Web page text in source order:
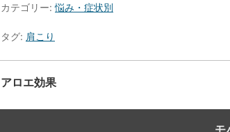
カテゴリー:悩み・症状別
タグ: 肩こり
アロエ効果
モ